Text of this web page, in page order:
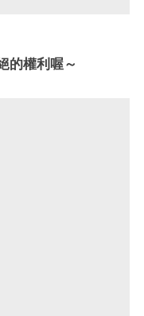
的權利喔～